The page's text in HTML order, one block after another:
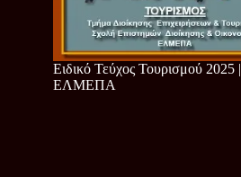
Ειδικό Τεύχος Τουρισμού 2025 |
ΕΛΜΕΠΑ